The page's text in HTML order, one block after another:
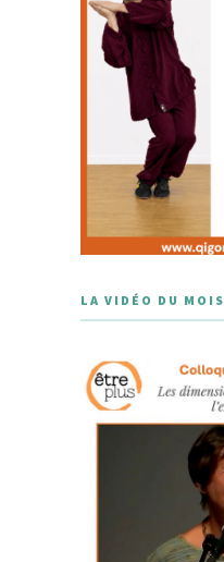
LA VIDÉO DU MOIS